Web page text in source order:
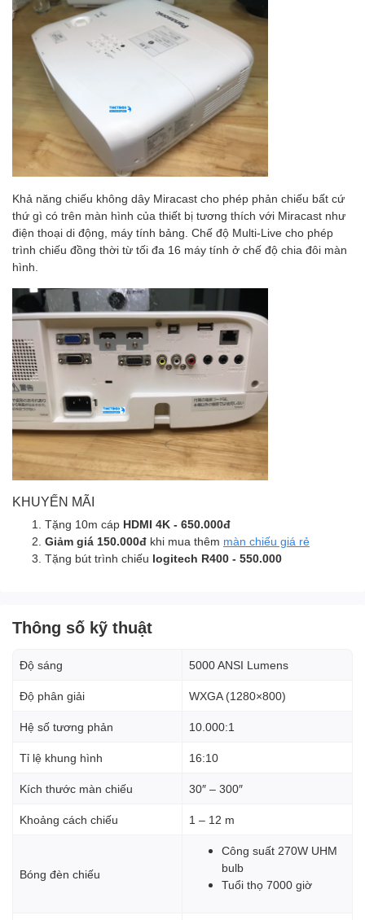
Khả năng chiếu không dây Miracast cho phép phản chiếu bất cứ
thứ gì có trên màn hình của thiết bị tương thích với Miracast như
điện thoại di động, máy tính bảng. Chế độ Multi-Live cho phép
trình chiếu đồng thời từ tối đa 16 máy tính ở chế độ chia đôi màn
hình.
KHUYẾN MÃI
Tặng 10m cáp HDMI 4K - 650.000đ
Giảm giá 150.000đ khi mua thêm màn chiếu giá rẻ
Tặng bút trình chiếu logitech R400 - 550.000
Thông số kỹ thuật
Độ sáng 5000 ANSI Lumens
Độ phân giải WXGA (1280×800)
Hệ số tương phản 10.000:1
Tỉ lệ khung hình 16:10
Kích thước màn chiếu 30″ – 300″
Khoảng cách chiếu 1 – 12 m
Bóng đèn chiếu
Công suất 270W UHM
bulb
Tuổi thọ 7000 giờ